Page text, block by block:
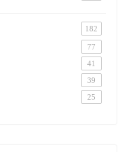
182
77
41
39
25